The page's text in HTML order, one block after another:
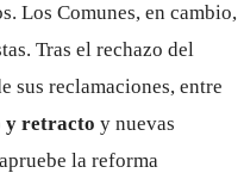
Los Comunes, en cambio,
Tras el rechazo del
sus reclamaciones, entre
y retracto y nuevas
la reforma